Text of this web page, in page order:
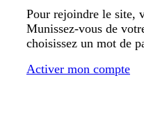
Pour rejoindre le site,
Munissez-vous de
choisissez un mot de
Activer mon compte